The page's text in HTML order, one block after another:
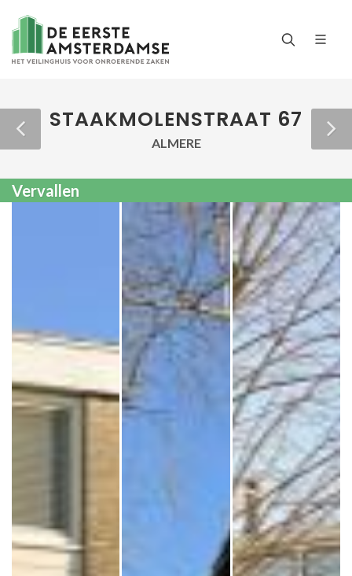
STAAKMOLENSTRAAT 67
ALMERE
Vervallen